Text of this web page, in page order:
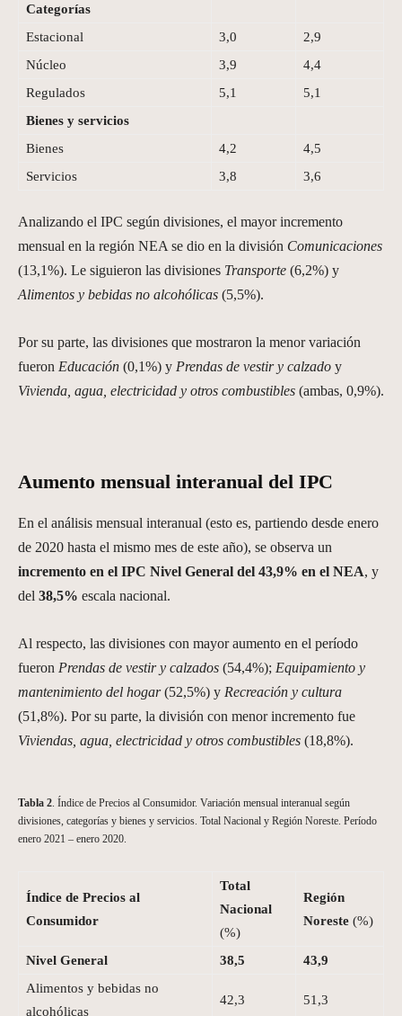
Categorías
Estacional
3,0
2,9
Núcleo
3,9
4,4
Regulados
5,1
5,1
Bienes y servicios
Bienes
4,2
4,5
Servicios
3,8 3,6
Analizando el IPC según divisiones, el mayor incremento
mensual en la región NEA se dio en la división Comunicaciones
(13,1%). Le siguieron las divisiones Transporte (6,2%) y
Alimentos y bebidas no alcohólicas (5,5%).
Por su parte, las divisiones que mostraron la menor variación
fueron Educación (0,1%) y Prendas de vestir y calzado y
Vivienda, agua, electricidad y otros combustibles (ambas, 0,9%).
Aumento mensual interanual del IPC
En el análisis mensual interanual (esto es, partiendo desde enero
de 2020 hasta el mismo mes de este año), se observa un
incremento en el IPC Nivel General del 43,9% en el NEA, y
del 38,5% escala nacional.
Al respecto, las divisiones con mayor aumento en el período
fueron Prendas de vestir y calzados (54,4%); Equipamiento y
mantenimiento del hogar(52,5%) y Recreación y cultura
(51,8%). Por su parte, la división con menor incremento fue
Viviendas, agua, electricidad y otros combustibles (18,8%).
Tabla 2 . Índice de Precios al Consumidor. Variación mensual interanual según
divisiones, categorías y bienes y servicios. Total Nacional y Región Noreste. Período
enero 2021 – enero 2020.
Índice de Precios al
Consumidor
Total
Nacional
(%)
Región
Noreste (%)
Nivel General 38,5
43,9
Alimentos y bebidas no
alcohólicas
42,3 51,3